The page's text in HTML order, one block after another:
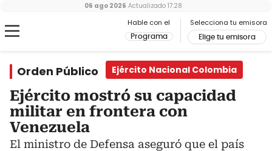
Hable con el
Programa
Selecciona tu emisora
Elige tu emisora
06 ago 2026 Actualizado 17:28
Orden Público Ejército Nacional Colombia
Ejército mostró su capacidad
militar en frontera con
Venezuela
El ministro de Defensa aseguró que el país